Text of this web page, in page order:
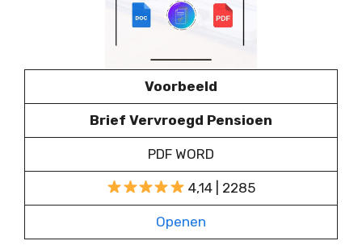
Voorbeeld
Brief Vervroegd Pensioen
PDF WORD
4,14 | 2285
Openen